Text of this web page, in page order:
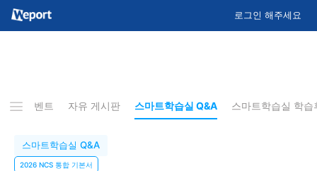
로그인 해주세요
포 이벤트 자유 게시판 스마트학습실 Q&A 스마트학습실 학습
스마트학습실 Q&A
2026 NCS 통합 기본서